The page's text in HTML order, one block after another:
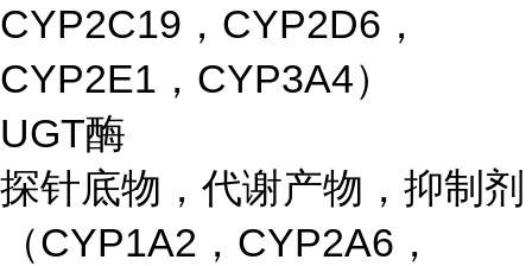
CYP2C19，CYP2D6，
CYP2E1，CYP3A4）
UGT酶
探针底物，代谢产物，抑制剂
（CYP1A2，CYP2A6，